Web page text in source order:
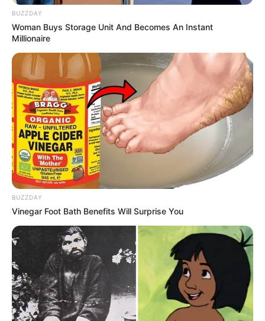
BUZZDAY
Woman Buys Storage Unit And Becomes An Instant
Millionaire
BUZZDAY
Vinegar Foot Bath Benefits Will Surprise You